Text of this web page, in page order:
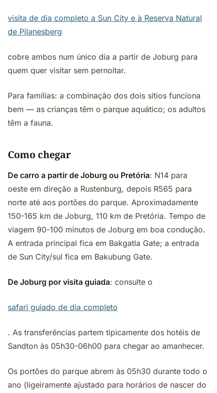
visita de dia completo a Sun City e à Reserva Natural
de Pilanesberg
cobre ambos num único dia a partir de Joburg para
quem quer visitar sem pernoitar.
Para famílias: a combinação dos dois sítios funciona
bem — as crianças têm o parque aquático; os adultos
têm a fauna.
Como chegar
De carro a partir de Joburg ou Pretória: N14 para
oeste em direção a Rustenburg, depois R565 para
norte até aos portões do parque. Aproximadamente
150-165 km de Joburg, 110 km de Pretória. Tempo de
viagem 90-100 minutos de Joburg em boa condução.
A entrada principal fica em Bakgatla Gate; a entrada
de Sun City/sul fica em Bakubung Gate.
De Joburg por visita guiada: consulte o
safari guiado de dia completo
. As transferências partem tipicamente dos hotéis de
Sandton às 05h30-06h00 para chegar ao amanhecer.
Os portões do parque abrem às 05h30 durante todo o
ano (ligeiramente ajustado para horários de nascer do